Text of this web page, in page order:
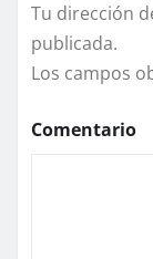
Tu dirección
publicada.
Los campos
Comentario